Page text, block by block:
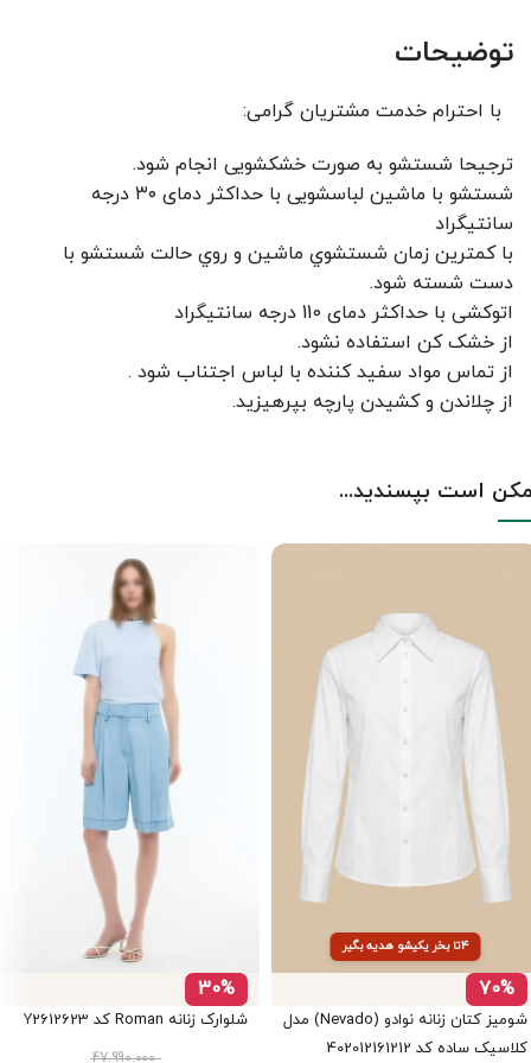
توضیحات
با احترام خدمت مشتریان گرامی:
ترجیحا شستشو به صورت خشکشویی انجام شود.
شستشو با ماشین لباسشویی با حداکثر دمای ۳۰ درجه
سانتیگراد
با کمترين زمان شستشوي ماشين و روي حالت شستشو با
دست شسته شود.
اتوکشی با حداکثر دمای 110 درجه سانتیگراد
از خشک کن استفاده نشود.
از تماس مواد سفید کننده با لباس اجتناب شود .
از چلاندن و کشيدن پارچه بپرهيزيد.
است بپسندید...
۴تا بخر یکیشو هدیه بگیر
70%
شومیز کتان زنانه نوادو (Nevado) مدل
کلاسیک ساده کد 402012161212
30%
شلوارک زنانه Roman کد Y2612623
47.990.000